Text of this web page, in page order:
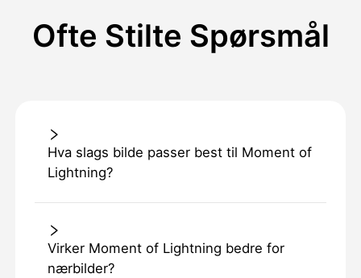
Ofte Stilte Spørsmål
Hva slags bilde passer best til Moment of
Lightning?
Virker Moment of Lightning bedre for
nærbilder?